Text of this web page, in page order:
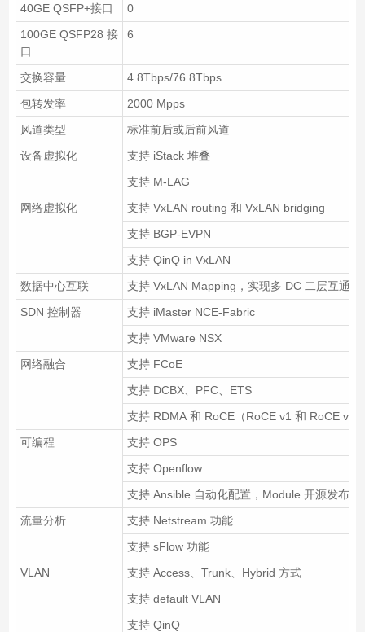
40GE QSFP+接口
0
100GE QSFP28 接
口
6
交换容量
4.8Tbps/76.8Tbps
包转发率
2000 Mpps
风道类型
标准前后或后前风道
设备虚拟化
支持 iStack 堆叠
支持 M-LAG
网络虚拟化
支持 VxLAN routing 和 VxLAN bridging
支持 BGP-EVPN
支持 QinQ in VxLAN
数据中心互联
支持 VxLAN Mapping，实现多 DC 二层互通
SDN 控制器
支持 iMaster NCE-Fabric
支持 VMware NSX
网络融合
支持 FCoE
支持 DCBX、PFC、ETS
支持 RDMA 和 RoCE（RoCE v1 和 RoCE v2
可编程
支持 OPS
支持 Openflow
支持 Ansible 自动化配置，Module 开源发布
流量分析
支持 Netstream 功能
支持 sFlow 功能
VLAN
支持 Access、Trunk、Hybrid 方式
支持 default VLAN
支持 QinQ